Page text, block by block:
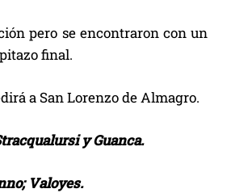
pero se encontraron con un
final.
a San Lorenzo de Almagro.
y Guanca.
Valoyes.